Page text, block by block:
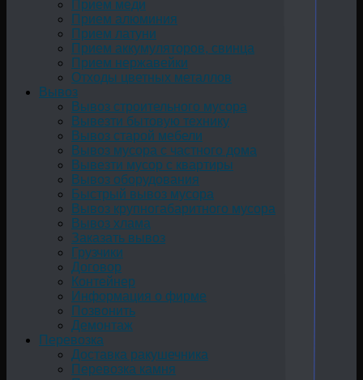
Прием меди
Прием алюминия
Прием латуни
Прием аккумуляторов, свинца
Прием нержавейки
Отходы цветных металлов
Вывоз
Вывоз строительного мусора
Вывезти бытовую технику
Вывоз старой мебели
Вывоз мусора с частного дома
Вывезти мусор с квартиры
Вывоз оборудования
Быстрый вывоз мусора
Вывоз крупногабаритного мусора
Вывоз хлама
Заказать вывоз
Грузчики
Договор
Контейнер
Информация о фирме
Позвонить
Демонтаж
Перевозка
Доставка ракушечника
Перевозка камня